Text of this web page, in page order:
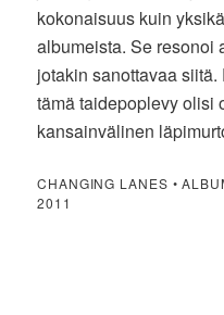
kokonaisuus kuin
albumeista. Se resonoi
jotakin sanottavaa
tämä taidepoplevy olisi
kansainvälinen
CHANGING LANES •
2011